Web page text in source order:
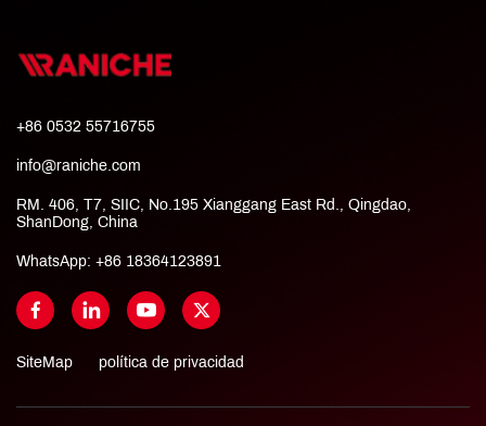
+86 0532 55716755
info@raniche.com
RM. 406, T7, SIIC, No.195 Xianggang East Rd., Qingdao,
ShanDong, China
WhatsApp: +86 18364123891
SiteMap política de privacidad